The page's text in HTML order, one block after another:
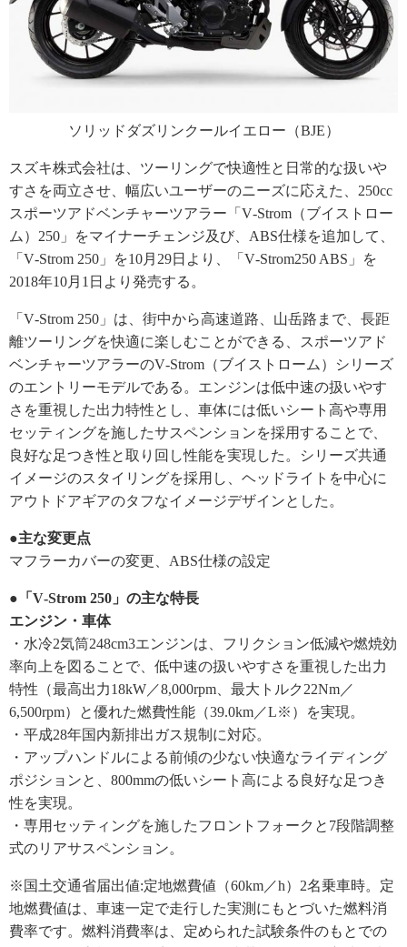
ソリッドダズリンクールイエロー（BJE）
スズキ株式会社は、ツーリングで快適性と日常的な扱いや
すさを両立させ、幅広いユーザーのニーズに応えた、250cc
スポーツアドベンチャーツアラー「V‐Strom（ブイストロー
ム）250」をマイナーチェンジ及び、ABS仕様を追加して、
「V‐Strom 250」を10月29日より、「V‐Strom250 ABS」を
2018年10月1日より発売する。
「V‐Strom 250」は、街中から高速道路、山岳路まで、長距
離ツーリングを快適に楽しむことができる、スポーツアド
ベンチャーツアラーのV‐Strom（ブイストローム）シリーズ
のエントリーモデルである。エンジンは低中速の扱いやす
さを重視した出力特性とし、車体には低いシート高や専用
セッティングを施したサスペンションを採用することで、
良好な足つき性と取り回し性能を実現した。シリーズ共通
イメージのスタイリングを採用し、ヘッドライトを中心に
アウトドアギアのタフなイメージデザインとした。
●主な変更点
マフラーカバーの変更、ABS仕様の設定
●「V‐Strom 250」の主な特長
エンジン・車体
・水冷2気筒248cm3エンジンは、フリクション低減や燃焼効
率向上を図ることで、低中速の扱いやすさを重視した出力
特性（最高出力18kW／8,000rpm、最大トルク22Nm／
6,500rpm）と優れた燃費性能（39.0km／L※）を実現。
・平成28年国内新排出ガス規制に対応。
・アップハンドルによる前傾の少ない快適なライディング
ポジションと、800mmの低いシート高による良好な足つき
性を実現。
・専用セッティングを施したフロントフォークと7段階調整
式のリアサスペンション。
※国土交通省届出値:定地燃費値（60km／h）2名乗車時。定
地燃費値は、車速一定で走行した実測にもとづいた燃料消
費率です。燃料消費率は、定められた試験条件のもとでの